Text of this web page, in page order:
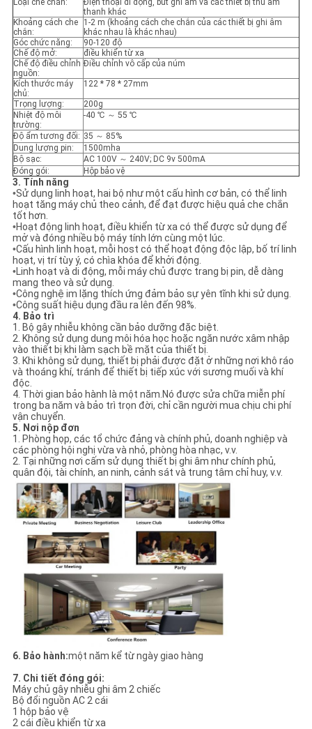
Loại che chắn:
Điện thoại di động, bút ghi âm và các thiết bị thu âm
thanh khác
Khoảng cách che
chắn:
1-2 m (khoảng cách che chắn của các thiết bị ghi âm
khác nhau là khác nhau)
Góc chức năng:
90-120 độ
Chế độ mở:
điều khiển từ xa
Chế độ điều chỉnh
nguồn:
Điều chỉnh vô cấp của núm
Kích thước máy
chủ:
122 * 78 * 27mm
Trọng lượng:
200g
Nhiệt độ môi
trường:
-40 ℃ ～ 55 ℃
Độ ẩm tương đối: 35 ～ 85%
Dung lượng pin:
1500mha
Bộ sạc:
AC 100V ～ 240V; DC 9v 500mA
Đóng gói:
Hộp bảo vệ
3. Tính năng
•Sử dụng linh hoạt, hai bộ như một cấu hình cơ bản, có thể linh
hoạt tăng máy chủ theo cảnh, để đạt được hiệu quả che chắn
tốt hơn.
•Hoạt động linh hoạt, điều khiển từ xa có thể được sử dụng để
mở và đóng nhiều bộ máy tính lớn cùng một lúc.
•Cấu hình linh hoạt, mỗi host có thể hoạt động độc lập, bố trí linh
hoạt, vị trí tùy ý, có chìa khóa để khởi động.
•Linh hoạt và di động, mỗi máy chủ được trang bị pin, dễ dàng
mang theo và sử dụng.
•Công nghệ im lặng thích ứng đảm bảo sự yên tĩnh khi sử dụng.
•Công suất hiệu dụng đầu ra lên đến 98%.
4. Bảo trì
1. Bộ gây nhiễu không cần bảo dưỡng đặc biệt.
2. Không sử dụng dung môi hóa học hoặc ngăn nước xâm nhập
vào thiết bị khi làm sạch bề mặt của thiết bị.
3. Khi không sử dụng, thiết bị phải được đặt ở những nơi khô ráo
và thoáng khí, tránh để thiết bị tiếp xúc với sương muối và khí
độc.
4. Thời gian bảo hành là một năm.Nó được sửa chữa miễn phí
trong ba năm và bảo trì trọn đời, chỉ cần người mua chịu chi phí
vận chuyển.
5. Nơi nộp đơn
1. Phòng họp, các tổ chức đảng và chính phủ, doanh nghiệp và
các phòng hội nghị vừa và nhỏ, phòng hòa nhạc, v.v.
2. Tại những nơi cấm sử dụng thiết bị ghi âm như chính phủ,
quân đội, tài chính, an ninh, cảnh sát và trung tâm chỉ huy, v.v.
6. Bảo hành:một năm kể từ ngày giao hàng
7. Chi tiết đóng gói:
Máy chủ gây nhiễu ghi âm 2 chiếc
Bộ đổi nguồn AC 2 cái
1 hộp bảo vệ
2 cái điều khiển từ xa